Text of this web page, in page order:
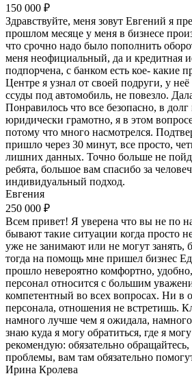
150 000 ₽
Здравствуйте, меня зовут Евгений я
прошлом месяце у меня в бизнесе
что срочно надо было пополнить
меня неофициальный, да и кредитная
подпорчена, с банком есть кое- какие
Центре я узнал от своей подруги, у
ссуды под автомобиль, не повезло.
Понравилось что все безопасно, в
юридически грамотно, я в этом
потому что много насмотрелся.
пришло через 30 минут, все просто,
лишних данных. Точно больше не
ребята, большое вам спасибо за
индивидуальный подход.
Евгения
250 000 ₽
Всем привет! Я уверена что вы не по
бывают такие ситуации когда просто
уже не занимают или не могут занять,
тогда на помощь мне пришел бизнес
прошло невероятно комфортно,
персонал относится с большим
компетентный во всех вопросах. Ни в
персонала, отношения не встретишь.
намного лучше чем я ожидала,
знаю куда я могу обратиться, где я
рекомендую: обязательно обращайтесь,
проблемы, вам там обязательно
Ирина Кролева